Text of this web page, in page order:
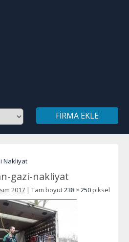
FIRMA EKLE
Nakliyat
gazi-nakliyat
2017 | Tam boyut238 × 250piksel